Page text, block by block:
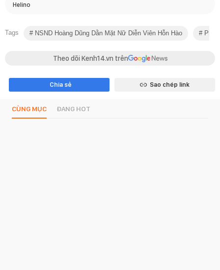
Helino
Tags NSND Hoàng Dũng Dằn Mặt Nữ Diễn Viên Hỗn Hào Phim
Theo dõi Kenh14.vn trên
Chia sẻ Sao chép link
CÙNG MỤC ĐANG HOT